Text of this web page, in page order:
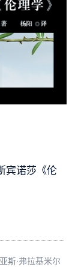
宾诺莎《伦
斯·弗拉基米尔